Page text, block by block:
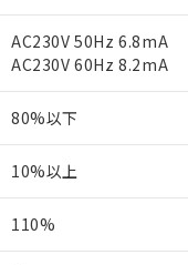
AC230V 50Hz 6.8mA
AC230V 60Hz 8.2mA
80%以下
10%以上
110%